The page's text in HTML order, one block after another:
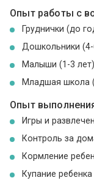
Опыт работы с
Груднички (до
Дошкольники (4-
Малыши (1-3 лет)
Младшая школа
Опыт
Игры и
Контроль за
Кормление
Купание ребенка